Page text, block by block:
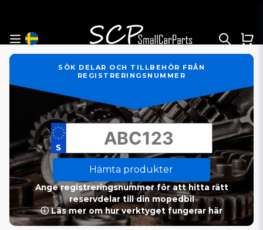
SÖK DELAR OCH TILLBEHÖR FRÅN
REGISTRERINGSNUMMER
Hämta produkter
Ange registreringsnummer för att hitta rätt
reservdelar till din mopedbil
ⓘ Läs mer om hur verktyget fungerar här